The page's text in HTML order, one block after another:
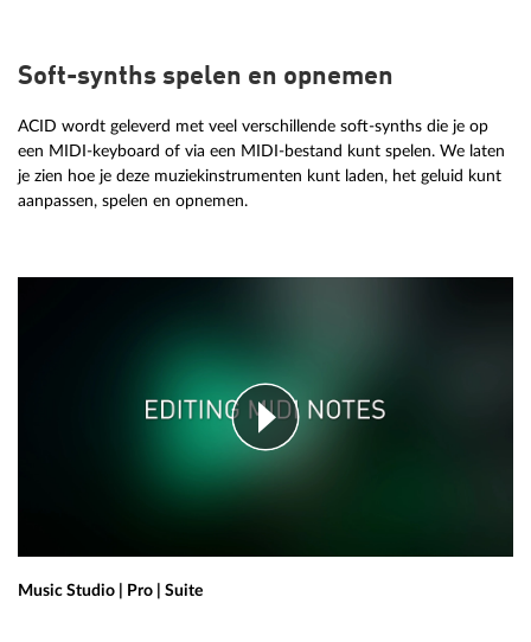
Soft-synths spelen en opnemen
ACID wordt geleverd met veel verschillende soft-synths die je op
een MIDI-keyboard of via een MIDI-bestand kunt spelen. We laten
je zien hoe je deze muziekinstrumenten kunt laden, het geluid kunt
aanpassen, spelen en opnemen.
Music Studio | Pro | Suite